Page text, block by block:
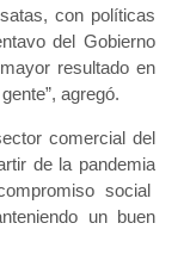
con políticas
del Gobierno
resultado en
agregó.
comercial del
de la pandemia
social
un buen